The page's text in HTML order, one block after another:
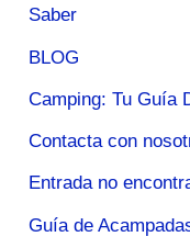
Saber
BLOG
Camping: Tu Guía
Contacta con
Entrada no
Guía de